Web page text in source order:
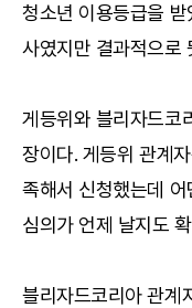
청소년 이용등급을
사였지만 결과적으로
게등위와 블리자드코
장이다. 게등위 관계
족해서 신청했는데
심의가 언제 날지도
블리자드코리아 관계